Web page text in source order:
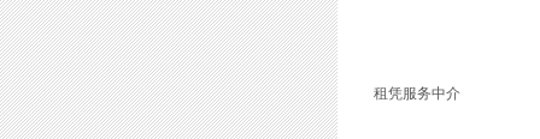
租凭服务中介